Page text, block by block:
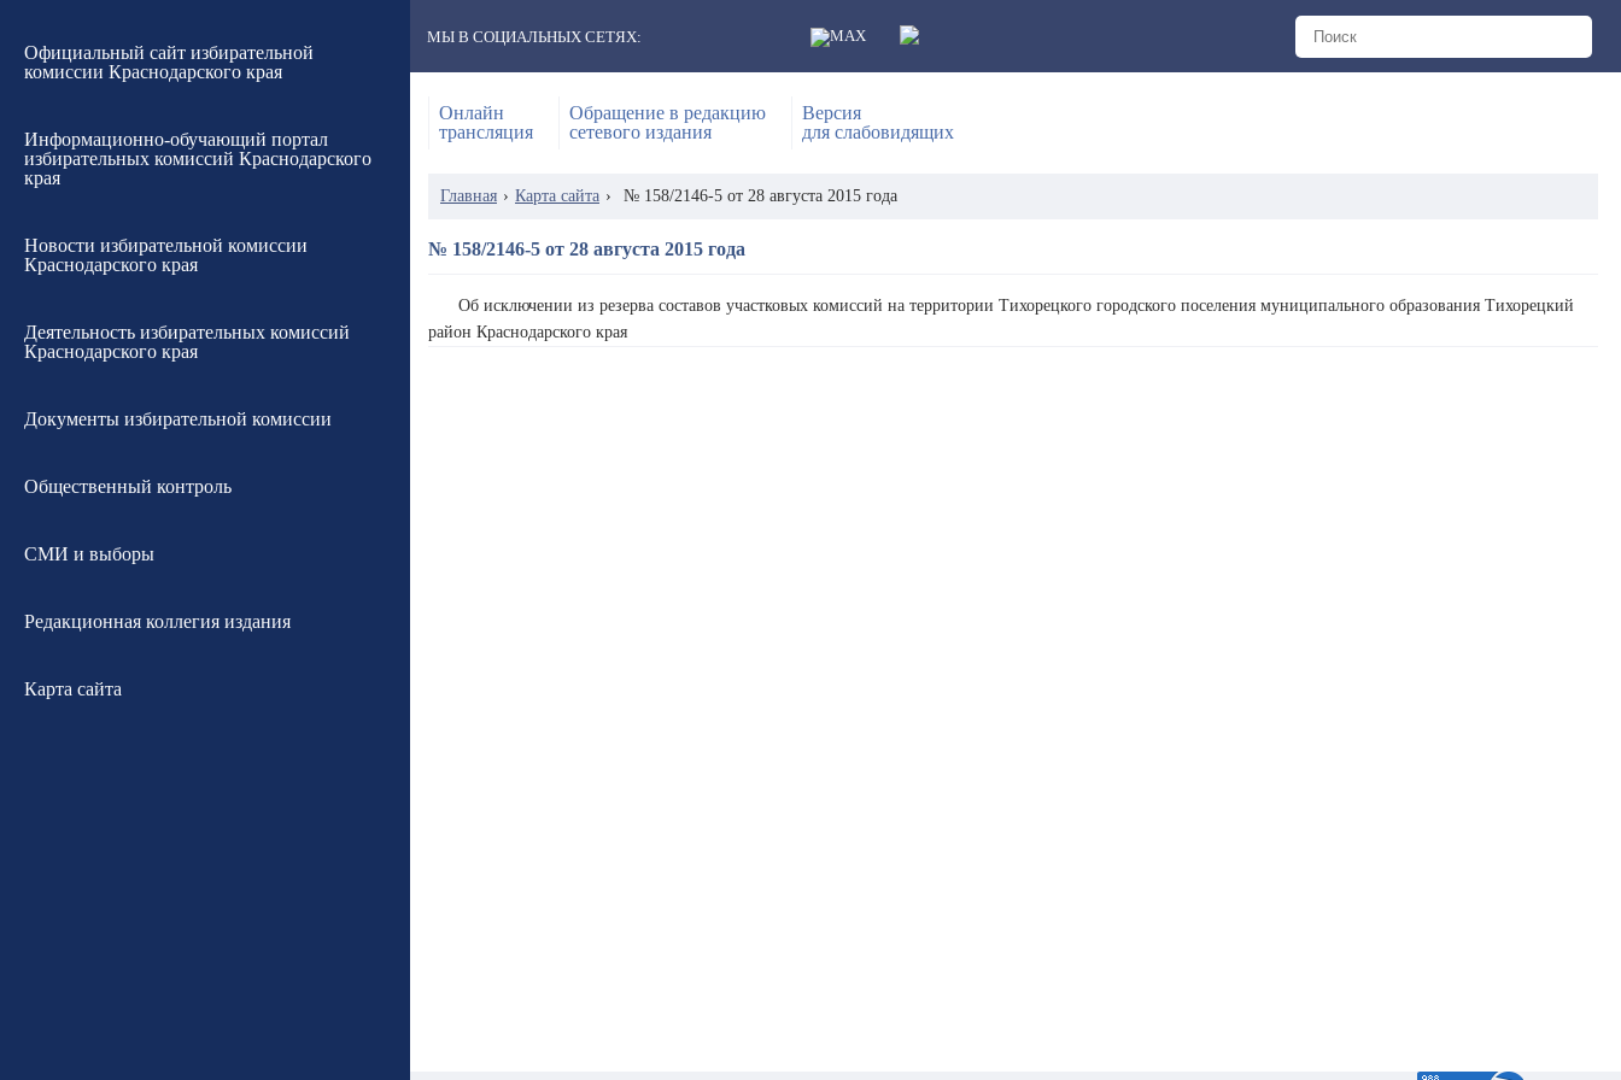
Официальный сайт избирательной
комиссии Краснодарского края
Информационно-обучающий портал
избирательных комиссий Краснодарского
края
Новости избирательной комиссии
Краснодарского края
Деятельность избирательных комиссий
Краснодарского края
Документы избирательной комиссии
Общественный контроль
СМИ и выборы
Редакционная коллегия издания
Карта сайта
МЫ В СОЦИАЛЬНЫХ СЕТЯХ:
Онлайн
трансляция
Обращение в редакцию
сетевого издания
Версия
для слабовидящих
Главная › Карта сайта › № 158/2146-5 от 28 августа 2015 года
№ 158/2146-5 от 28 августа 2015 года
Об исключении из резерва составов участковых комиссий на территории Тихорецкого городского поселения муниципального образования Тихорецкий
район Краснодарского края